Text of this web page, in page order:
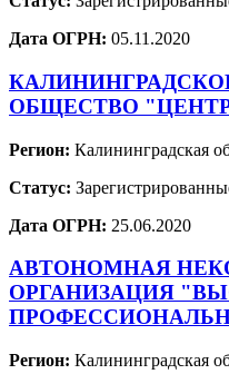
Дата ОГРН: 05.11.2020
ОБЩЕСТВО
Регион: Калининградская
Статус:
Дата ОГРН: 25.06.2020
АВТОНОМНАЯ
ОРГАНИЗАЦИЯ
Регион: Калининградская